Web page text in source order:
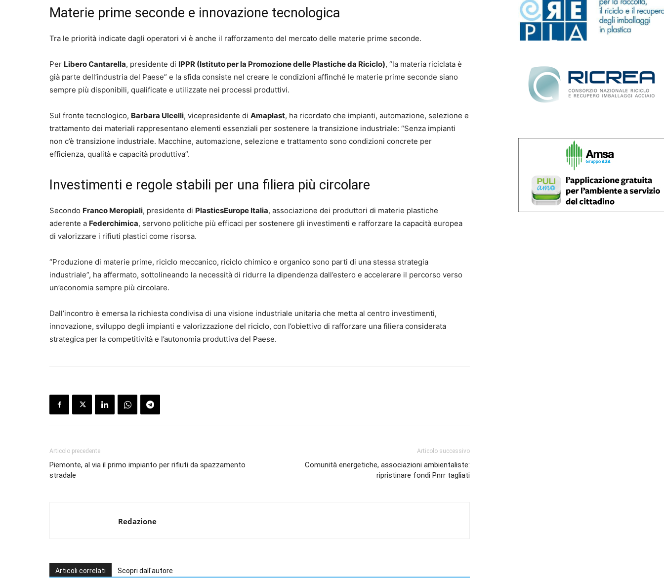
Materie prime seconde e innovazione tecnologica
Tra le priorità indicate dagli operatori vi è anche il rafforzamento del mercato delle materie prime seconde.
Per Libero Cantarella, presidente di IPPR (Istituto per la Promozione delle Plastiche da Riciclo), “la materia riciclata è
già parte dell’industria del Paese” e la sfida consiste nel creare le condizioni affinché le materie prime seconde siano
sempre più disponibili, qualificate e utilizzate nei processi produttivi.
Sul fronte tecnologico, Barbara Ulcelli, vicepresidente di Amaplast, ha ricordato che impianti, automazione, selezione e
trattamento dei materiali rappresentano elementi essenziali per sostenere la transizione industriale: “Senza impianti
non c’è transizione industriale. Macchine, automazione, selezione e trattamento sono condizioni concrete per
efficienza, qualità e capacità produttiva”.
Investimenti e regole stabili per una filiera più circolare
Secondo Franco Meropiali, presidente di PlasticsEurope Italia, associazione dei produttori di materie plastiche
aderente a Federchimica, servono politiche più efficaci per sostenere gli investimenti e rafforzare la capacità europea
di valorizzare i rifiuti plastici come risorsa.
“Produzione di materie prime, riciclo meccanico, riciclo chimico e organico sono parti di una stessa strategia
industriale”, ha affermato, sottolineando la necessità di ridurre la dipendenza dall’estero e accelerare il percorso verso
un’economia sempre più circolare.
Dall’incontro è emersa la richiesta condivisa di una visione industriale unitaria che metta al centro investimenti,
innovazione, sviluppo degli impianti e valorizzazione del riciclo, con l’obiettivo di rafforzare una filiera considerata
strategica per la competitività e l’autonomia produttiva del Paese.
Articolo precedente
Piemonte, al via il primo impianto per rifiuti da spazzamento
stradale
Articolo successivo
Comunità energetiche, associazioni ambientaliste:
ripristinare fondi Pnrr tagliati
Redazione
Articoli correlati Scopri dall'autore